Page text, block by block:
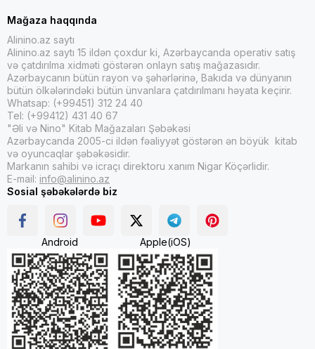
Mağaza haqqında
Alinino.az saytı
Alinino.az saytı 15 ildən çoxdur ki, Azərbaycanda operativ satış
və çatdırılma xidməti göstərən onlayn satış mağazasıdır.
Azərbaycanın bütün rayon və şəhərlərinə, Bakıda və dünyanın
bütün ölkələrindəki bütün ünvanlara çatdırılmanı həyata keçirir.
Whatsap: (+99451) 312 24 40
Tel: (+99412) 431 40 67
"Əli və Nino" Kitab Mağazaları Şəbəkəsi
Azərbaycanda 2005-ci ildən fəaliyyət göstərən ən böyük kitab
və oyuncaqlar şəbəkəsidir.
Markanın sahibi və icraçı direktoru xanım Nigar Köçərlidir.
E-mail: info@alinino.az
Sosial şəbəkələrdə biz
Android Apple(iOS)